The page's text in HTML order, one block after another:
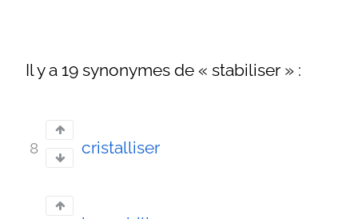
Il y a 19 synonymes de « stabiliser » :
8 cristalliser